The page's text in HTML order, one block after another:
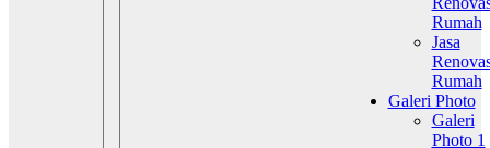
Rumah
Jasa
Rumah
Galeri Photo
Galeri
Photo 1